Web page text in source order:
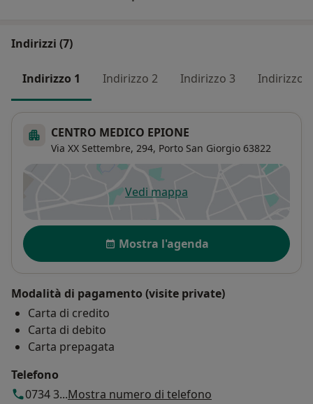
Indirizzi (7)
Indirizzo 1 Indirizzo 2 Indirizzo 3 Indirizzo 4
CENTRO MEDICO EPIONE
Via XX Settembre, 294, Porto San Giorgio 63822
Vedi mappasi apre in una nuova scheda
Disponibilità
Mostra l'agenda
Modalità di pagamento (visite private)
Carta di credito
Carta di debito
Carta prepagata
Telefono
0734 3...Mostra numero di telefono